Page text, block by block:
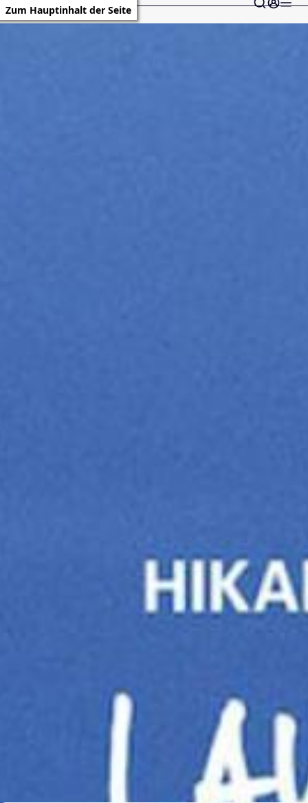
Zum Hauptinhalt der Seite